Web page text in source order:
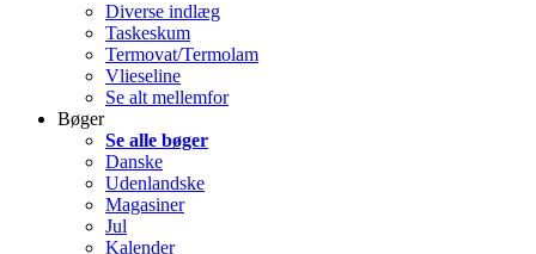
Diverse indlæg
Taskeskum
Termovat/Termolam
Vlieseline
Se alt mellemfor
Bøger
Se alle bøger
Danske
Udenlandske
Magasiner
Jul
Kalender